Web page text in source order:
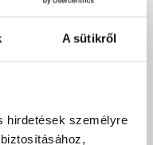
A sütikről
hirdetések személyre
alkalom
belső
Énnek,